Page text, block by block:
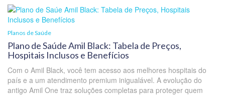
Planos de Saúde
Plano de Saúde Amil Black: Tabela de Preços,
Hospitais Inclusos e Benefícios
Com o Amil Black, você tem acesso aos melhores hospitais do
país e a um atendimento premium inigualável. A evolução do
antigo Amil One traz soluções completas para proteger quem